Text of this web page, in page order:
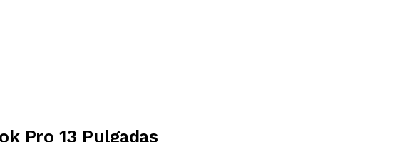
Pro 13 Pulgadas